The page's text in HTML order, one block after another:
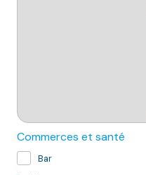
Commerces et santé
Bar